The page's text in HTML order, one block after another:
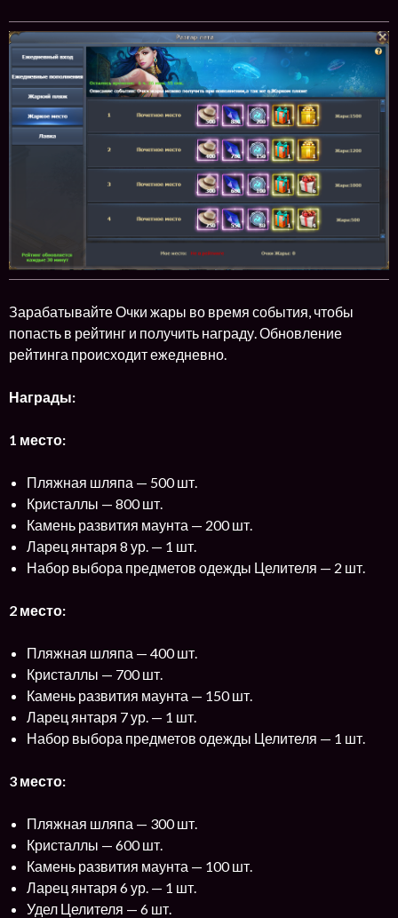
Зарабатывайте Очки жары во время события, чтобы
попасть в рейтинг и получить награду. Обновление
рейтинга происходит ежедневно.
Награды:
1 место:
Пляжная шляпа — 500 шт.
Кристаллы — 800 шт.
Камень развития маунта — 200 шт.
Ларец янтаря 8 ур. — 1 шт.
Набор выбора предметов одежды Целителя — 2 шт.
2 место:
Пляжная шляпа — 400 шт.
Кристаллы — 700 шт.
Камень развития маунта — 150 шт.
Ларец янтаря 7 ур. — 1 шт.
Набор выбора предметов одежды Целителя — 1 шт.
3 место:
Пляжная шляпа — 300 шт.
Кристаллы — 600 шт.
Камень развития маунта — 100 шт.
Ларец янтаря 6 ур. — 1 шт.
Удел Целителя — 6 шт.